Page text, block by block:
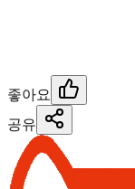
좋아요
공유